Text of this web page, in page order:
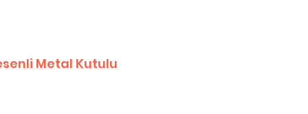
Metal Kutulu